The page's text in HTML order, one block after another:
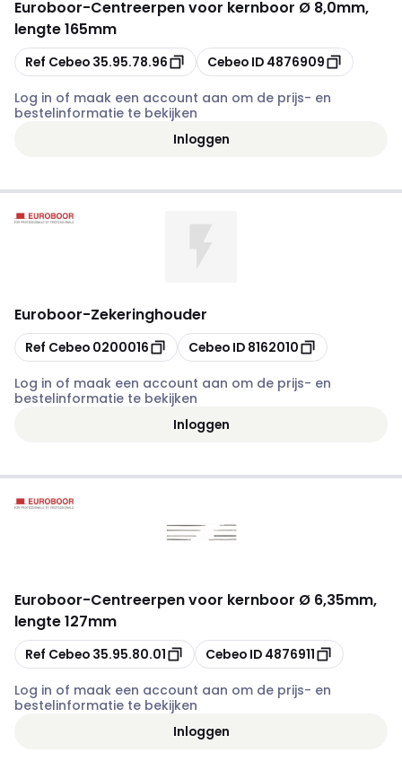
Euroboor-Centreerpen voor kernboor Ø 8,0mm,
lengte 165mm
Kopiëren
Ref Cebeo 35.95.78.96 Kopiëren
Cebeo ID 4876909
Log in of maak een account aan om de prijs- en
bestelinformatie te bekijken
Inloggen
Euroboor-Zekeringhouder
Kopiëren
Ref Cebeo 0200016 Kopiëren
Cebeo ID 8162010
Log in of maak een account aan om de prijs- en
bestelinformatie te bekijken
Inloggen
Euroboor-Centreerpen voor kernboor Ø 6,35mm,
lengte 127mm
Kopiëren
Ref Cebeo 35.95.80.01 Kopiëren
Cebeo ID 4876911
Log in of maak een account aan om de prijs- en
bestelinformatie te bekijken
Inloggen